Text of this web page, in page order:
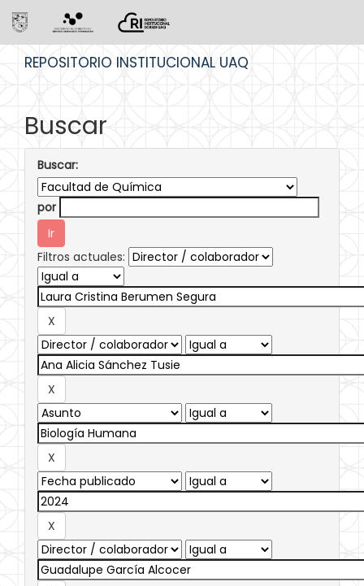
REPOSITORIO INSTITUCIONAL UAQ
Buscar
Buscar:
por
Filtros actuales: